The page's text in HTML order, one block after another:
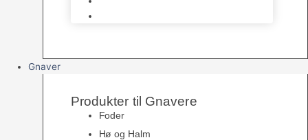
Gnaver
Produkter til Gnavere
Foder
Hø og Halm